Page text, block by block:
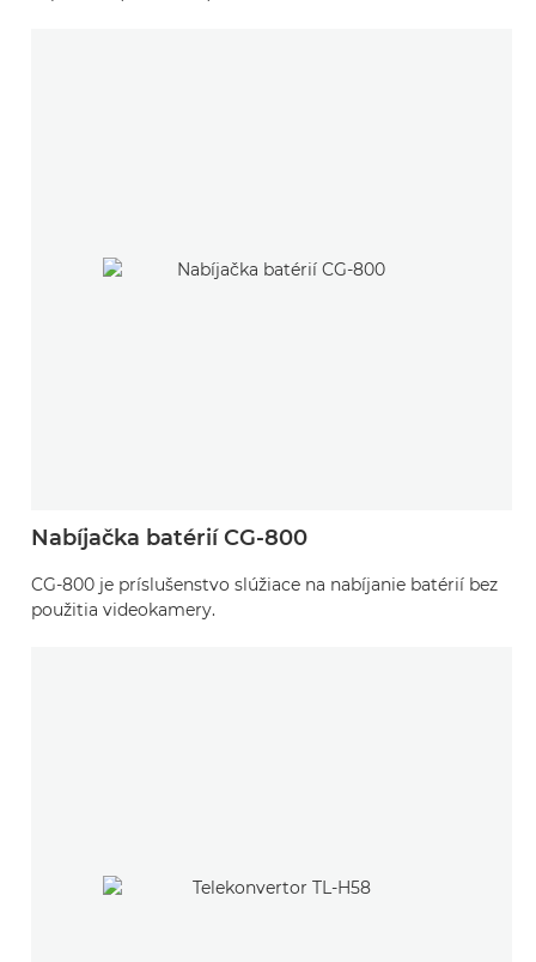
Nabíjačka batérií CG-800
CG-800 je príslušenstvo slúžiace na nabíjanie batérií bez
použitia videokamery.